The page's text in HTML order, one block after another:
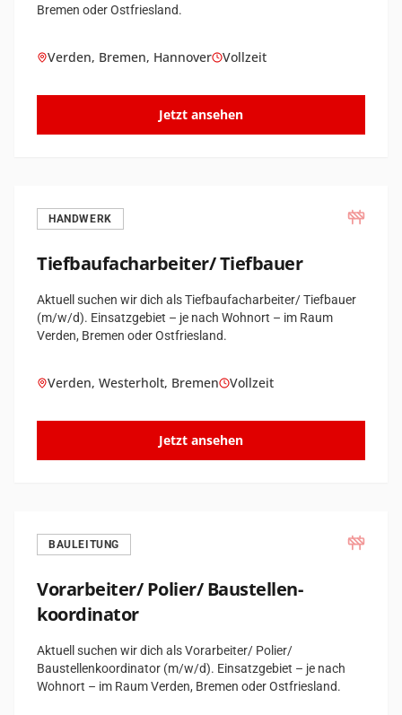
Bremen oder Ostfriesland.
Verden, Bremen, Hannover Vollzeit
Jetzt ansehen
HANDWERK
Tiefbaufach­arbeiter/ Tiefbauer
Aktuell suchen wir dich als Tiefbaufacharbeiter/ Tiefbauer
(m/w/d). Einsatzgebiet – je nach Wohnort – im Raum
Verden, Bremen oder Ostfriesland.
Verden, Westerholt, Bremen Vollzeit
Jetzt ansehen
BAULEITUNG
Vorarbeiter/ Polier/ Baustellen­
koordinator
Aktuell suchen wir dich als Vorarbeiter/ Polier/
Baustellenkoordinator (m/w/d). Einsatzgebiet – je nach
Wohnort – im Raum Verden, Bremen oder Ostfriesland.